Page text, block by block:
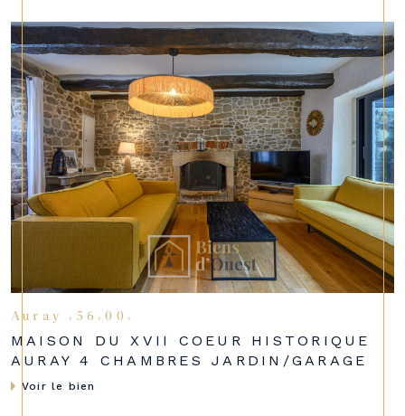
Auray (56400)
MAISON DU XVII COEUR HISTORIQUE
AURAY 4 CHAMBRES JARDIN/GARAGE
Voir le bien